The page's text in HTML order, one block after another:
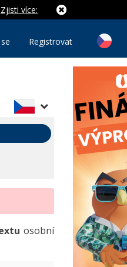
Zjisti více:
Registrovat
osobní